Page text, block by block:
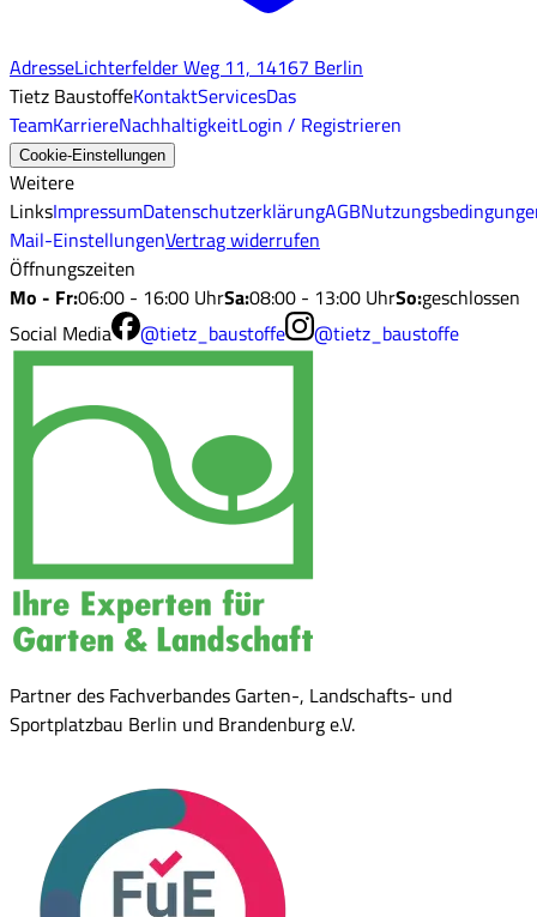
AdresseLichterfelder Weg 11, 14167 Berlin
Tietz BaustoffeKontaktServicesDas
TeamKarriereNachhaltigkeitLogin / Registrieren
Cookie-Einstellungen
Weitere
LinksImpressumDatenschutzerklärungAGB
Mail-EinstellungenVertrag widerrufen
Öffnungszeiten
Mo - Fr:06:00 - 16:00 UhrSa:08:00 - 13:00 UhrSo:geschlossen
Social Media
@tietz_baustoffe @tietz_baustoffe
Partner des Fachverbandes Garten-, Landschafts- und
Sportplatzbau Berlin und Brandenburg e.V.